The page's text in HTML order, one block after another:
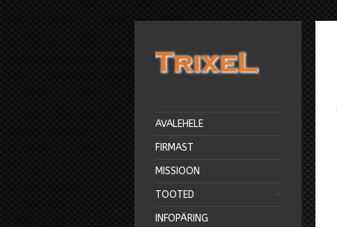
AVALEHELE
FIRMAST
MISSIOON
TOOTED
INFOPÄRING